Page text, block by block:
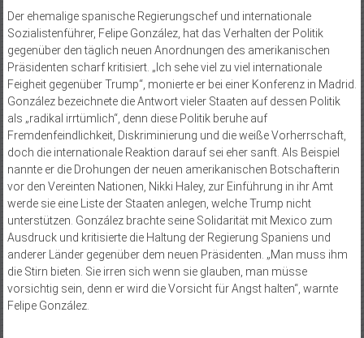
Der ehemalige spanische Regierungschef und internationale
Sozialistenführer, Felipe González, hat das Verhalten der Politik
gegenüber den täglich neuen Anordnungen des amerikanischen
Präsidenten scharf kritisiert. „Ich sehe viel zu viel internationale
Feigheit gegenüber Trump“, monierte er bei einer Konferenz in Madrid.
González bezeichnete die Antwort vieler Staaten auf dessen Politik
als „radikal irrtümlich“, denn diese Politik beruhe auf
Fremdenfeindlichkeit, Diskriminierung und die weiße Vorherrschaft,
doch die internationale Reaktion darauf sei eher sanft. Als Beispiel
nannte er die Drohungen der neuen amerikanischen Botschafterin
vor den Vereinten Nationen, Nikki Haley, zur Einführung in ihr Amt
werde sie eine Liste der Staaten anlegen, welche Trump nicht
unterstützen. González brachte seine Solidarität mit Mexico zum
Ausdruck und kritisierte die Haltung der Regierung Spaniens und
anderer Länder gegenüber dem neuen Präsidenten. „Man muss ihm
die Stirn bieten. Sie irren sich wenn sie glauben, man müsse
vorsichtig sein, denn er wird die Vorsicht für Angst halten“, warnte
Felipe González.